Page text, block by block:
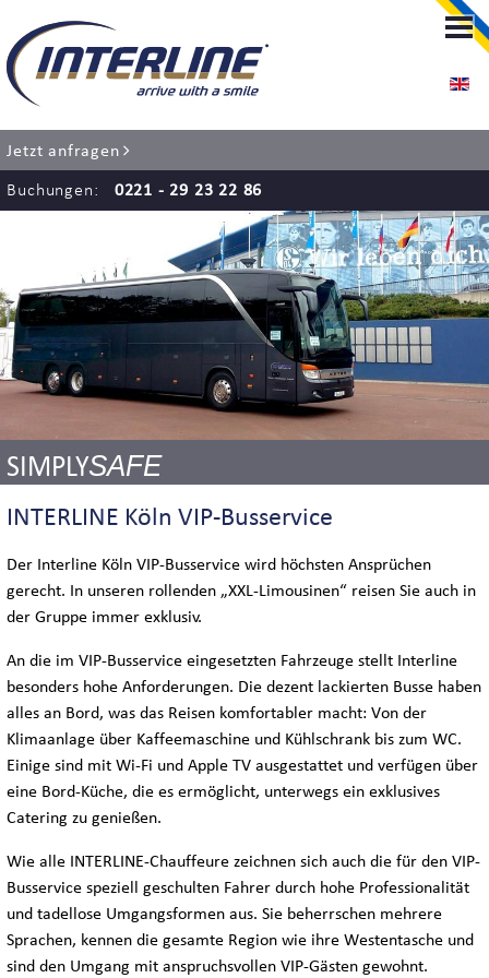
LIMOUSINENSERVICE
LIMOUSINENSERVICE KÖLN
RENT-A-CHAUFFEUR
FLUGHAFENTRANSFER
EVENT SERVICE
HOCHZEITSSERVICE
BUS SERVICE
INTERLINE KÖLN VIP-BUSSERVICE
INTERLINE KÖLN EXECUTIVE-BUSSERVICE
WELTWEIT
DEUTSCHLANDWEIT
MESSEN & KONGRESSE
SIGHTSEEING
Jetzt anfragen
Buchungen: 0221 - 29 23 22 86
SIMPLYSAFE
INTERLINE Köln VIP-Busservice
Der Interline Köln VIP-Busservice wird höchsten Ansprüchen
gerecht. In unseren rollenden „XXL-Limousinen“ reisen Sie auch in
der Gruppe immer exklusiv.
An die im VIP-Busservice eingesetzten Fahrzeuge stellt Interline
besonders hohe Anforderungen. Die dezent lackierten Busse haben
alles an Bord, was das Reisen komfortabler macht: Von der
Klimaanlage über Kaffeemaschine und Kühlschrank bis zum WC.
Einige sind mit Wi-Fi und Apple TV ausgestattet und verfügen über
eine Bord-Küche, die es ermöglicht, unterwegs ein exklusives
Catering zu genießen.
Wie alle INTERLINE-Chauffeure zeichnen sich auch die für den VIP-
Busservice speziell geschulten Fahrer durch hohe Professionalität
und tadellose Umgangsformen aus. Sie beherrschen mehrere
Sprachen, kennen die gesamte Region wie ihre Westentasche und
sind den Umgang mit anspruchsvollen VIP-Gästen gewohnt.